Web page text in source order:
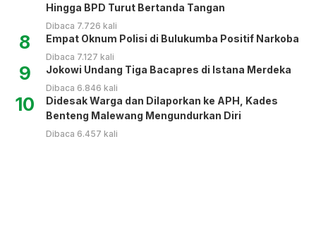
Hingga BPD Turut Bertanda Tangan
Dibaca 7.726 kali
8 Empat Oknum Polisi di Bulukumba Positif Narkoba
Dibaca 7.127 kali
9 Jokowi Undang Tiga Bacapres di Istana Merdeka
Dibaca 6.846 kali
10
Didesak Warga dan Dilaporkan ke APH, Kades
Benteng Malewang Mengundurkan Diri
Dibaca 6.457 kali